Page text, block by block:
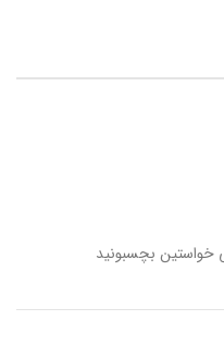
خواستین بچسبونید